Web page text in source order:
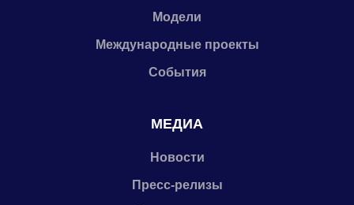
Модели
Международные проекты
События
МЕДИА
Новости
Пресс-релизы